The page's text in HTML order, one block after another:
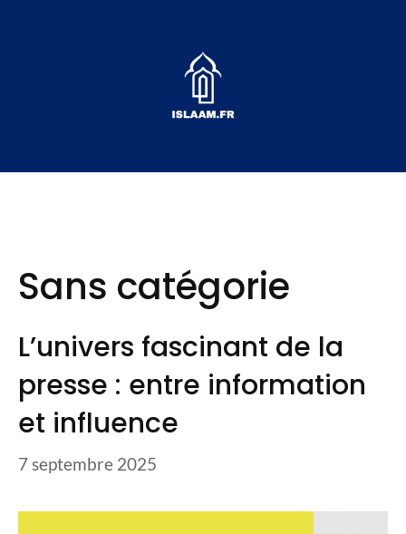
Sans catégorie
L’univers fascinant de la
presse : entre information
et influence
7 septembre 2025